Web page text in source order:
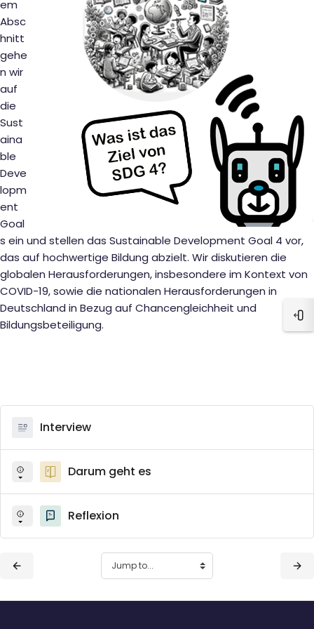
em
Absc
hnitt
gehe
n wir
auf
die
Sust
aina
ble
Deve
lopm
ent
Goal
s ein und stellen das Sustainable Development Goal 4 vor,
das auf hochwertige Bildung abzielt. Wir diskutieren die
globalen Herausforderungen, insbesondere im Kontext von
COVID-19, sowie die nationalen Herausforderungen in
Deutschland in Bezug auf Chancengleichheit und
Bildungsbeteiligung.
Interview
Darum geht es
Reflexion